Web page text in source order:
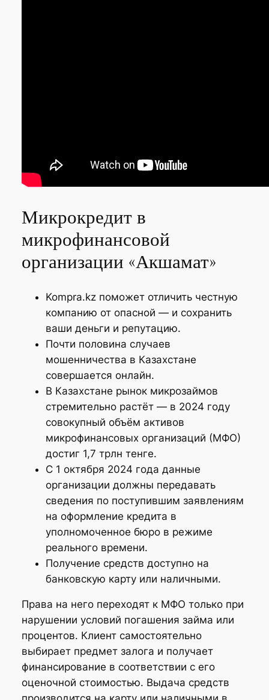
Микрокредит в
микрофинансовой
организации «Акшамат»
Kompra.kz поможет отличить честную
компанию от опасной — и сохранить
ваши деньги и репутацию.
Почти половина случаев
мошенничества в Казахстане
совершается онлайн.
В Казахстане рынок микрозаймов
стремительно растёт — в 2024 году
совокупный объём активов
микрофинансовых организаций (МФО)
достиг 1,7 трлн тенге.
С 1 октября 2024 года данные
организации должны передавать
сведения по поступившим заявлениям
на оформление кредита в
уполномоченное бюро в режиме
реального времени.
Получение средств доступно на
банковскую карту или наличными.
Права на него переходят к МФО только при
нарушении условий погашения займа или
процентов. Клиент самостоятельно
выбирает предмет залога и получает
финансирование в соответствии с его
оценочной стоимостью. Выдача средств